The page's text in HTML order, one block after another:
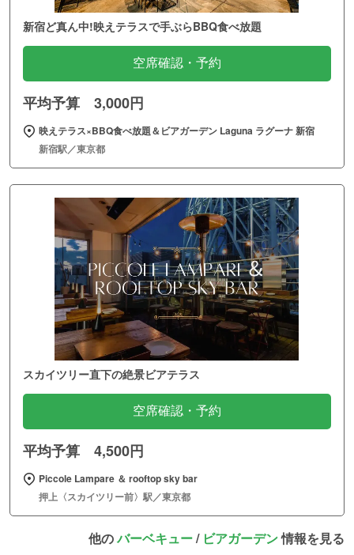
新宿ど真ん中!映えテラスで手ぶらBBQ食べ放題
空席確認・予約
平均予算 3,000円
映えテラス×BBQ食べ放題＆ビアガーデン Laguna ラグーナ 新宿
新宿駅／東京都
スカイツリー直下の絶景ビアテラス
空席確認・予約
平均予算 4,500円
Piccole Lampare ＆ rooftop sky bar
押上〈スカイツリー前〉駅／東京都
他のバーベキュー/ ビアガーデン情報を見る